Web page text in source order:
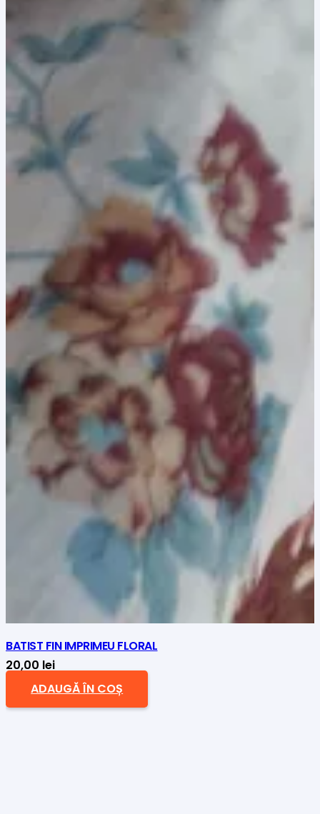
BATIST FIN IMPRIMEU FLORAL
20,00 lei
ADAUGĂ ÎN COȘ